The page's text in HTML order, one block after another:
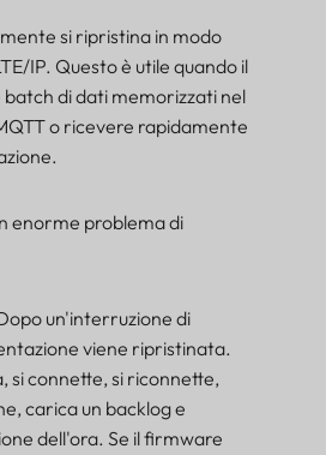
si ripristina in modo
IP. Questo è utile quando il
di dati memorizzati nel
o ricevere rapidamente
enorme problema di
un'interruzione di
viene ripristinata.
si connette, si riconnette,
carica un backlog e
dell'ora. Se il firmware